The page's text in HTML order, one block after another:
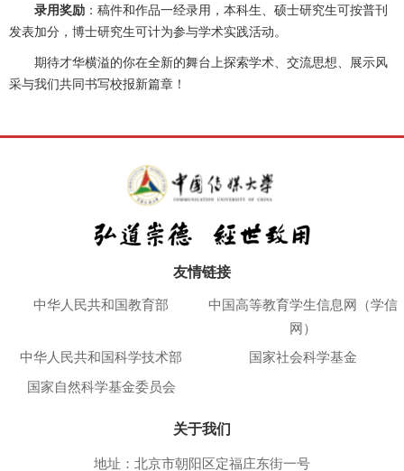
录用奖励 ：稿件和作品一经录用，本科生、硕士研究生可按普刊
发表加分，博士研究生可计为参与学术实践活动。
期待才华横溢的你在全新的舞台上探索学术、交流思想、展示风
采与我们共同书写校报新篇章！
友情链接
中华人民共和国教育部
中国高等教育学生信息网（学信
网）
中华人民共和国科学技术部 国家社会科学基金
国家自然科学基金委员会
关于我们
地址：北京市朝阳区定福庄东街一号